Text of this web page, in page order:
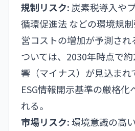
規制リスク: 炭素税導入や
循環促進法 などの環境規
営コストの増加が予測され
ついては、2030年時点で
響（マイナス）が見込まれ
ESG情報開示基準の厳格化
れる。
市場リスク:環境意識の高